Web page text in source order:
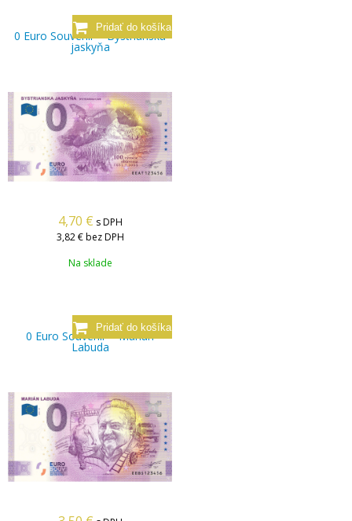
0 Euro Souvenir – Bystrianska
jaskyňa
4,70 € s DPH
3,82 € bez DPH
Na sklade
0 Euro Souvenir – Marián
Labuda